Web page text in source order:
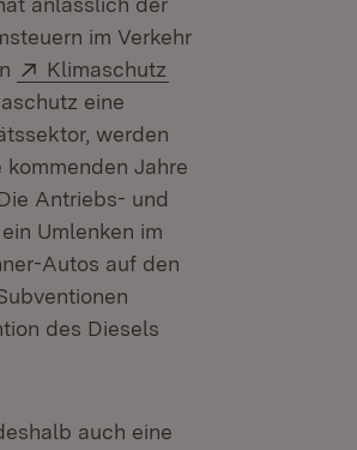
im Verkehr
Extern:
Klimaschutz
eine
werden
Jahre
Antriebs- und
(Öffnet in neuem Fenster)
ein Umlenken im
Autos auf den
des Diesels
auch eine